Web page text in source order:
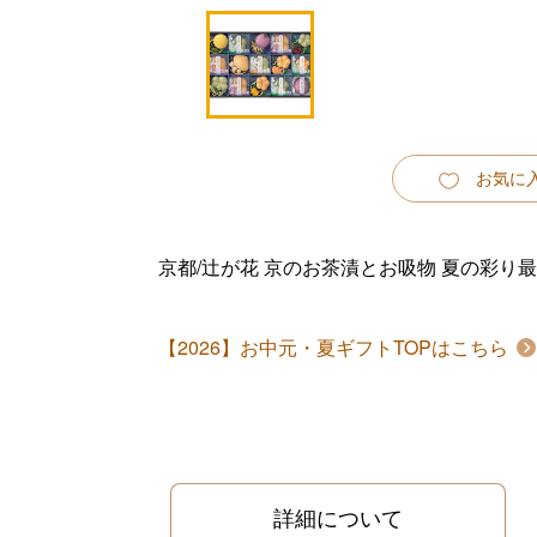
お気に
京都/辻が花 京のお茶漬とお吸物 夏の彩り最
【2026】お中元・夏ギフトTOPはこちら
詳細について